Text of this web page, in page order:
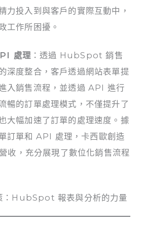
力投入到與客戶的實際互動中，
工作所困擾。
處理 ：透過 HubSpot 銷售
深度整合，客戶透過網站表單提
入銷售流程，並透過 API 進行
暢的訂單處理模式，不僅提升了
大幅加速了訂單的處理速度。據
訂單和 API 處理，卡西歐創造
收，充分展現了數位化銷售流程
：HubSpot 報表與分析的力量